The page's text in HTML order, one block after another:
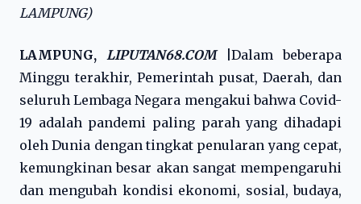
LAMPUNG)
LAMPUNG, LIPUTAN68.COM| Dalam beberapa
Minggu terakhir, Pemerintah pusat, Daerah, dan
seluruh Lembaga Negara mengakui bahwa Covid-
19 adalah pandemi paling parah yang dihadapi
oleh Dunia dengan tingkat penularan yang cepat,
kemungkinan besar akan sangat mempengaruhi
dan mengubah kondisi ekonomi, sosial, budaya,